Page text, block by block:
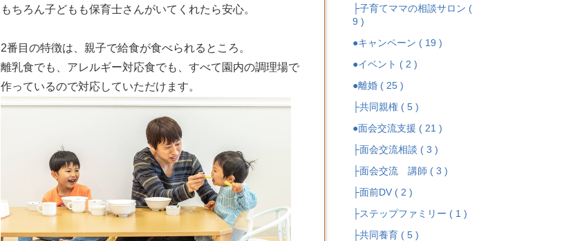
もちろん子どもも保育士さんがいてくれたら安心。
2番目の特徴は、親子で給食が食べられるところ。
離乳食でも、アレルギー対応食でも、すべて園内の調理場で
作っているので対応していただけます。
├子育てママの相談サロン (
9 )
●キャンペーン ( 19 )
●イベント ( 2 )
●離婚 ( 25 )
├共同親権 ( 5 )
●面会交流支援 ( 21 )
├面会交流相談 ( 3 )
├面会交流 講師 ( 3 )
├面前DV ( 2 )
├ステップファミリー ( 1 )
├共同養育 ( 5 )